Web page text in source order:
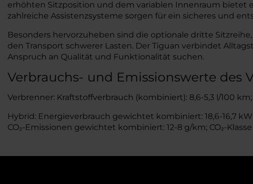
erhöhten Sitzposition und dem variablen Innenraum bietet
zahlreiche Assistenzsysteme sorgen für ein sicheres und
Besonders hervorzuheben sind die optionale dritte
den Transport schwerer Lasten. Der Tiguan verbindet
Anspruch an Qualität und Funktionalität suchen.
Verbrauchs- und Emissionswerte des
Verbrenner: Kraftstoffverbrauch (kombiniert): 8,6-5,3 l/100 km;
Hybrid: Energieverbrauch gewichtet kombiniert: 18,6-16,7
CO₂-Emissionen gewichtet kombiniert: 12-8 g/km; CO₂-